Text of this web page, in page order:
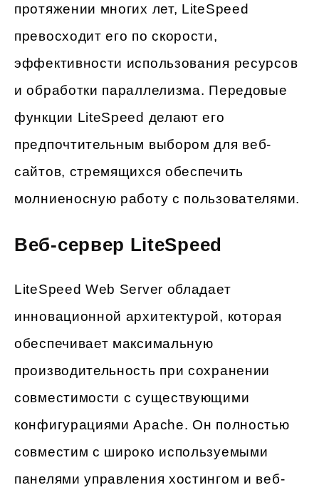
протяжении многих лет, LiteSpeed
превосходит его по скорости,
эффективности использования ресурсов
и обработки параллелизма. Передовые
функции LiteSpeed делают его
предпочтительным выбором для веб-
сайтов, стремящихся обеспечить
молниеносную работу с пользователями.
Веб-сервер LiteSpeed
LiteSpeed Web Server обладает
инновационной архитектурой, которая
обеспечивает максимальную
производительность при сохранении
совместимости с существующими
конфигурациями Apache. Он полностью
совместим с широко используемыми
панелями управления хостингом и веб-